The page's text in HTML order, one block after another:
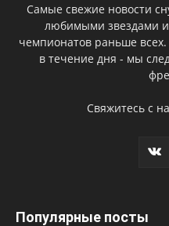
Самые свежие новости
любимыми звездами и
чемпионатов раньше всех.
в течение дня - мы
Свяжитесь с
Популярные посты